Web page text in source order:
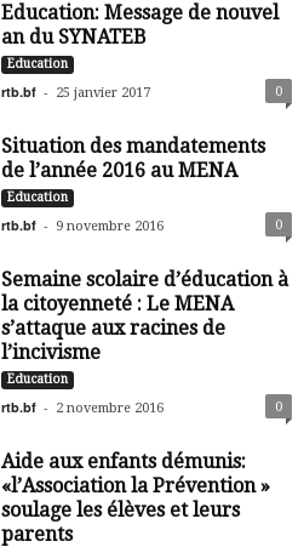
Education: Message de nouvel
an du SYNATEB
Education
rtb.bf - 25 janvier 2017 0
Situation des mandatements
de l’année 2016 au MENA
Education
rtb.bf - 9 novembre 2016 0
Semaine scolaire d’éducation à
la citoyenneté : Le MENA
s’attaque aux racines de
l’incivisme
Education
rtb.bf - 2 novembre 2016 0
Aide aux enfants démunis:
«l’Association la Prévention »
soulage les élèves et leurs
parents